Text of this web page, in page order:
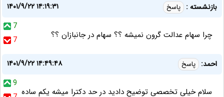
بازنشسته : پاسخ
۱۴۰۱/۹/۲۲ ۱۴:۱۹:۳۱
7
7
چرا سهام عدالت گرون نمیشه ؟؟ سهام در جانبازان ؟؟
احمد: پاسخ
۱۴۰۱/۹/۲۲ ۱۴:۴۹:۴۸
9
سلام خیلی تخصصی توضیح دادید در حد دکترا میشه یکم ساده